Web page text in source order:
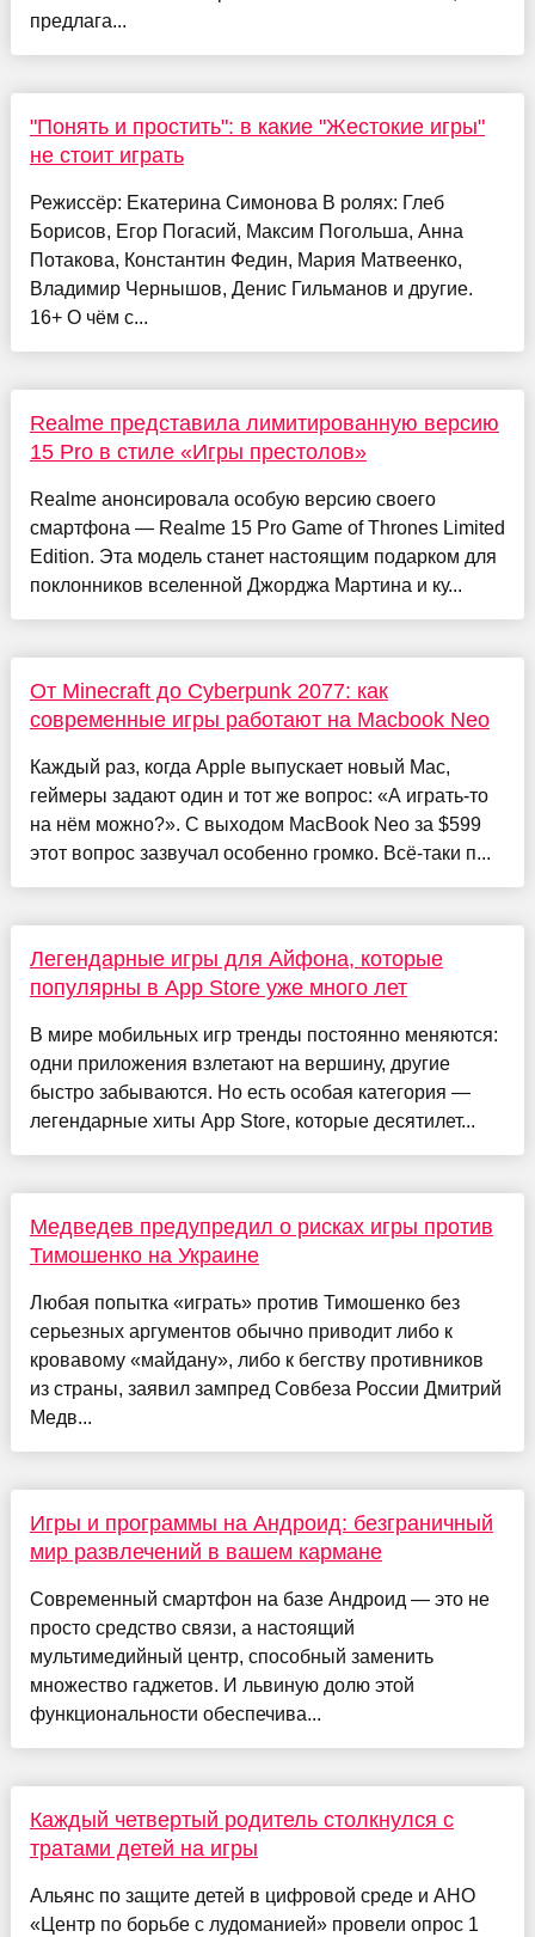
предлага...
"Понять и простить": в какие "Жестокие игры"
не стоит играть
Режиссёр: Екатерина Симонова В ролях: Глеб
Борисов, Егор Погасий, Максим Погольша, Анна
Потакова, Константин Федин, Мария Матвеенко,
Владимир Чернышов, Денис Гильманов и другие.
16+ О чём с...
Realme представила лимитированную версию
15 Pro в стиле «Игры престолов»
Realme анонсировала особую версию своего
смартфона — Realme 15 Pro Game of Thrones Limited
Edition. Эта модель станет настоящим подарком для
поклонников вселенной Джорджа Мартина и ку...
От Minecraft до Cyberpunk 2077: как
современные игры работают на Macbook Neo
Каждый раз, когда Apple выпускает новый Mac,
геймеры задают один и тот же вопрос: «А играть-то
на нём можно?». С выходом MacBook Neo за $599
этот вопрос зазвучал особенно громко. Всё-таки п...
Легендарные игры для Айфона, которые
популярны в App Store уже много лет
В мире мобильных игр тренды постоянно меняются:
одни приложения взлетают на вершину, другие
быстро забываются. Но есть особая категория —
легендарные хиты App Store, которые десятилет...
Медведев предупредил о рисках игры против
Тимошенко на Украине
Любая попытка «играть» против Тимошенко без
серьезных аргументов обычно приводит либо к
кровавому «майдану», либо к бегству противников
из страны, заявил зампред Совбеза России Дмитрий
Медв...
Игры и программы на Андроид: безграничный
мир развлечений в вашем кармане
Современный смартфон на базе Андроид — это не
просто средство связи, а настоящий
мультимедийный центр, способный заменить
множество гаджетов. И львиную долю этой
функциональности обеспечива...
Каждый четвертый родитель столкнулся с
тратами детей на игры
Альянс по защите детей в цифровой среде и АНО
«Центр по борьбе с лудоманией» провели опрос 1